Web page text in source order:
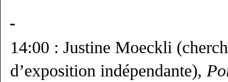
14:00 : Justine Moeckli
d’exposition indépendante),